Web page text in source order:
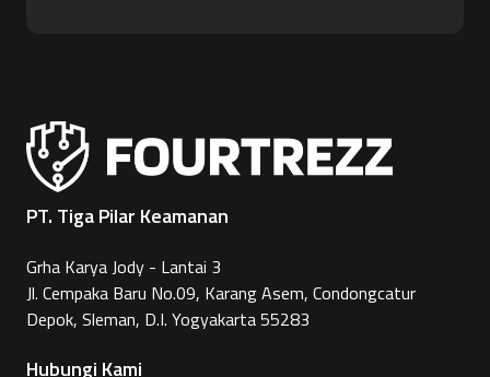
PT. Tiga Pilar Keamanan
Grha Karya Jody - Lantai 3
Jl. Cempaka Baru No.09, Karang Asem, Condongcatur
Depok, Sleman, D.I. Yogyakarta 55283
Hubungi Kami